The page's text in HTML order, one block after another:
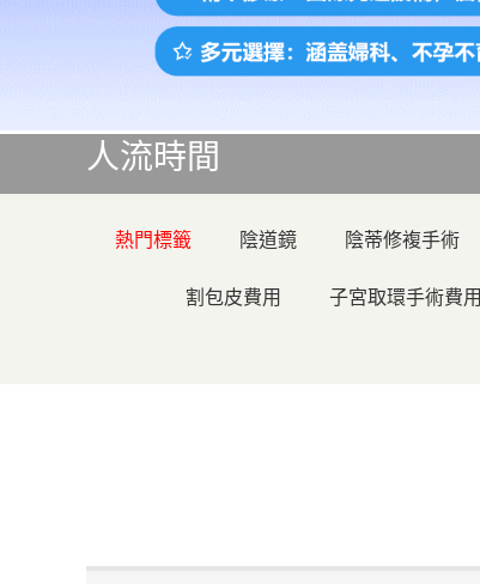
人流時間
熱門標籤 陰道鏡 陰蒂修複手術
割包皮費用 子宮取環手術費用